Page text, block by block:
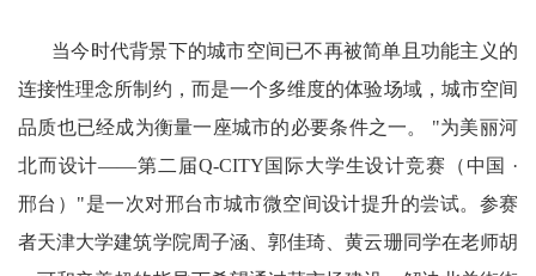
当今时代背景下的城市空间已不再被简单且功能主义的
连接性理念所制约，而是一个多维度的体验场域，城市空间
品质也已经成为衡量一座城市的必要条件之一。 "为美丽河
北而设计——第二届Q-CITY国际大学生设计竞赛（中国 ·
邢台）"是一次对邢台市城市微空间设计提升的尝试。参赛
者天津大学建筑学院周子涵、郭佳琦、黄云珊同学在老师胡